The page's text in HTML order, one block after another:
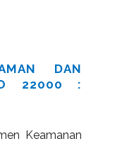
DAN
22000 :
Keamanan